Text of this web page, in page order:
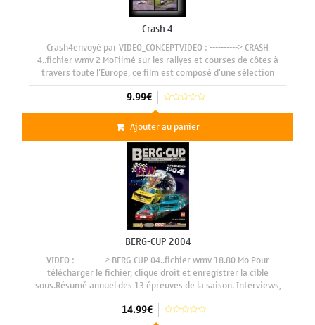
Crash 4
Crash4envoyé par VIDEO_CONCEPTVIDEO : ----------> CRASH
4..fichier wmv 2 MoFilmé sur les rallyes et courses de côtes à
travers toute l'Europe, ce film est composé d'une sélection
d'images spéctaculaires et pleine d'émotions.Un rythme
9.99€
Ajouter au panier
BERG-CUP 2004
VIDEO : ----------> BERG-CUP 04..fichier wmv 18.80 Mo Pour
télécharger le fichier, clique droit et enregistrer la cible
sous.Résumé annuel des 13 épreuves de la saison. Interviews,
caméras embarquées, ambiances de parcs, commentaire et
14.99€